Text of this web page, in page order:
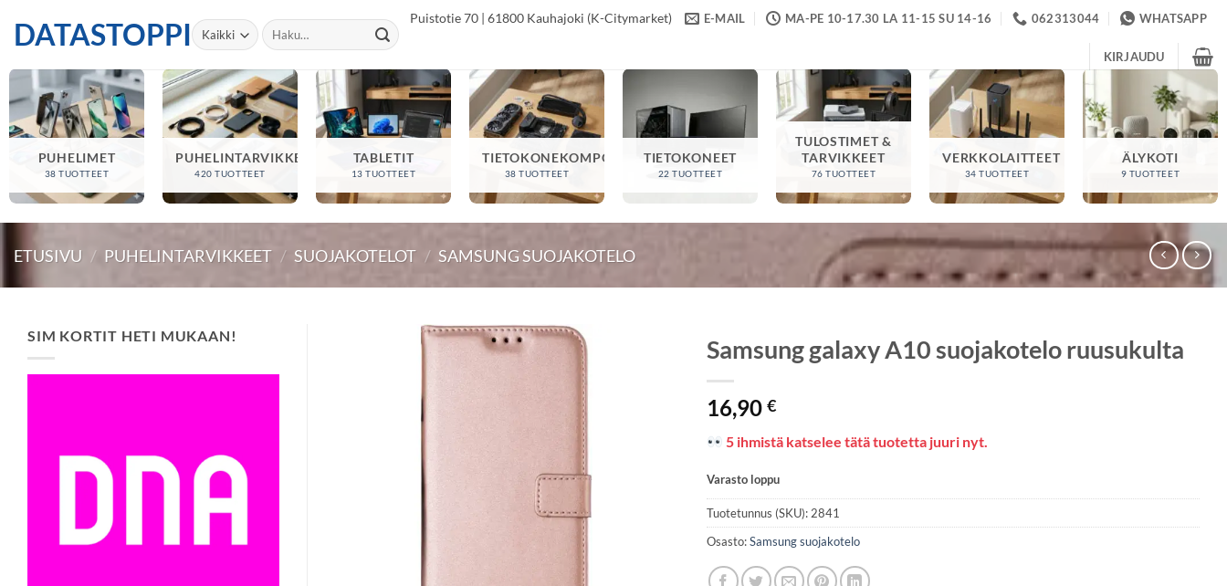
DATASTOPPI Etsi:
Puistotie 70 | 61800 Kauhajoki (K-Citymarket) E-MAIL MA-PE 10-17.30 LA 11-15 SU 14-16 062313044 WHATSAPP
KIRJAUDU
PUHELIMET
38 TUOTTEET
PUHELINTARVIKKEET
420 TUOTTEET
TABLETIT
13 TUOTTEET
TIETOKONEKOMPONENTIT
38 TUOTTEET
TIETOKONEET
22 TUOTTEET
TULOSTIMET &
TARVIKKEET
76 TUOTTEET
VERKKOLAITTEET
34 TUOTTEET
ÄLYKOTI
9 TUOTTEET
ETUSIVU / PUHELINTARVIKKEET / SUOJAKOTELOT / SAMSUNG SUOJAKOTELO
SIM KORTIT HETI MUKAAN! Samsung galaxy A10 suojakotelo ruusukulta
16,90€
5 ihmistä katselee tätä tuotetta juuri nyt.
Varasto loppu
Tuotetunnus (SKU): 2841
Osasto:Samsung suojakotelo